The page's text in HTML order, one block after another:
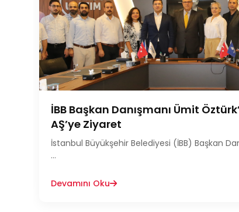
İBB Başkan Danışmanı Ümit
AŞ’ye Ziyaret
İstanbul Büyükşehir Belediyesi (İBB) Başkan
...
Devamını Oku